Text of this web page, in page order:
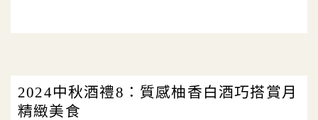
2024中秋酒禮8：質感柚香白酒巧搭賞月
精緻美食